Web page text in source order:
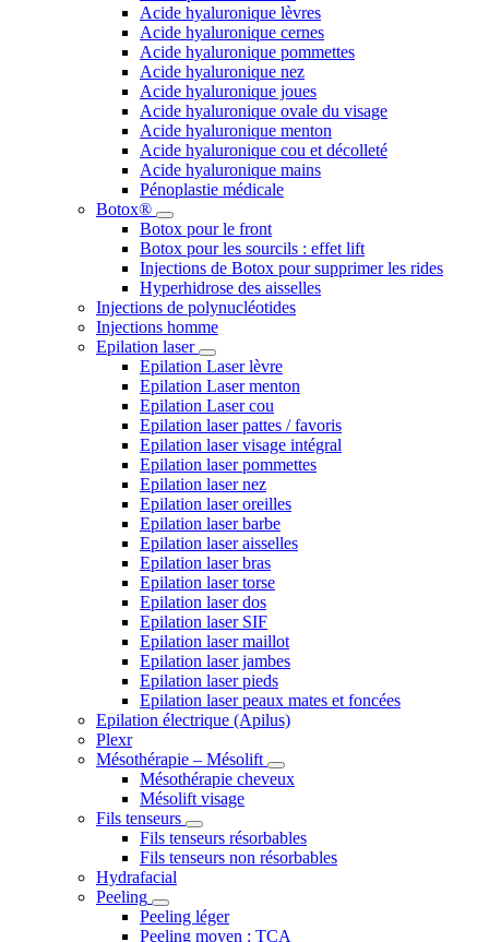
Acide hyaluronique lèvres
Acide hyaluronique cernes
Acide hyaluronique pommettes
Acide hyaluronique nez
Acide hyaluronique joues
Acide hyaluronique ovale du visage
Acide hyaluronique menton
Acide hyaluronique cou et décolleté
Acide hyaluronique mains
Pénoplastie médicale
Botox®
Botox pour le front
Botox pour les sourcils : effet lift
Injections de Botox pour supprimer les rides
Hyperhidrose des aisselles
Injections de polynucléotides
Injections homme
Epilation laser
Epilation Laser lèvre
Epilation Laser menton
Epilation Laser cou
Epilation laser pattes / favoris
Epilation laser visage intégral
Epilation laser pommettes
Epilation laser nez
Epilation laser oreilles
Epilation laser barbe
Epilation laser aisselles
Epilation laser bras
Epilation laser torse
Epilation laser dos
Epilation laser SIF
Epilation laser maillot
Epilation laser jambes
Epilation laser pieds
Epilation laser peaux mates et foncées
Epilation électrique (Apilus)
Plexr
Mésothérapie – Mésolift
Mésothérapie cheveux
Mésolift visage
Fils tenseurs
Fils tenseurs résorbables
Fils tenseurs non résorbables
Hydrafacial
Peeling
Peeling léger
Peeling moyen : TCA